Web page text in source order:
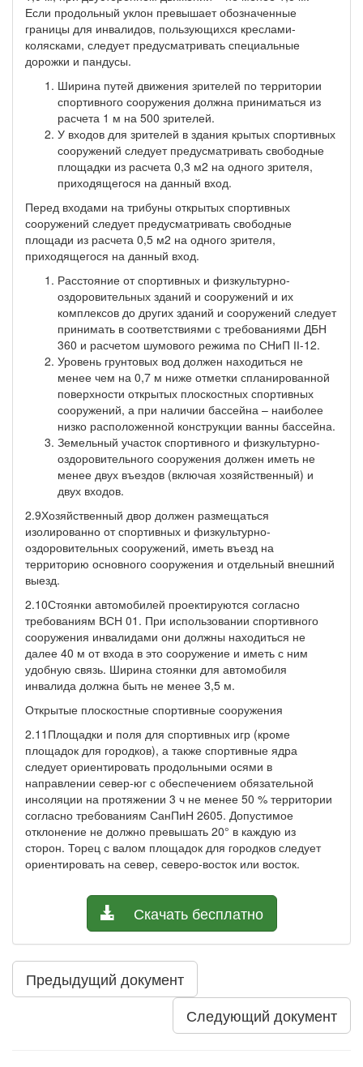
Если продольный уклон превышает обозначенные
границы для инвалидов, пользующихся креслами-
колясками, следует предусматривать специальные
дорожки и пандусы.
Ширина путей движения зрителей по территории
спортивного сооружения должна приниматься из
расчета 1 м на 500 зрителей.
У входов для зрителей в здания крытых спортивных
сооружений следует предусматривать свободные
площадки из расчета 0,3 м2 на одного зрителя,
приходящегося на данный вход.
Перед входами на трибуны открытых спортивных
сооружений следует предусматривать свободные
площади из расчета 0,5 м2 на одного зрителя,
приходящегося на данный вход.
Расстояние от спортивных и физкультурно-
оздоровительных зданий и сооружений и их
комплексов до других зданий и сооружений следует
принимать в соответствиями с требованиями ДБН
360 и расчетом шумового режима по СНиП ІІ-12.
Уровень грунтовых вод должен находиться не
менее чем на 0,7 м ниже отметки спланированной
поверхности открытых плоскостных спортивных
сооружений, а при наличии бассейна – наиболее
низко расположенной конструкции ванны бассейна.
Земельный участок спортивного и физкультурно-
оздоровительного сооружения должен иметь не
менее двух въездов (включая хозяйственный) и
двух входов.
2.9Хозяйственный двор должен размещаться
изолированно от спортивных и физкультурно-
оздоровительных сооружений, иметь въезд на
территорию основного сооружения и отдельный внешний
выезд.
2.10Стоянки автомобилей проектируются согласно
требованиям ВСН 01. При использовании спортивного
сооружения инвалидами они должны находиться не
далее 40 м от входа в это сооружение и иметь с ним
удобную связь. Ширина стоянки для автомобиля
инвалида должна быть не менее 3,5 м.
Открытые плоскостные спортивные сооружения
2.11Площадки и поля для спортивных игр (кроме
площадок для городков), а также спортивные ядра
следует ориентировать продольными осями в
направлении север-юг с обеспечением обязательной
инсоляции на протяжении 3 ч не менее 50 % территории
согласно требованиям СанПиН 2605. Допустимое
отклонение не должно превышать 20° в каждую из
сторон. Торец с валом площадок для городков следует
ориентировать на север, северо-восток или восток.
Скачать бесплатно
Предыдущий документ
Следующий документ